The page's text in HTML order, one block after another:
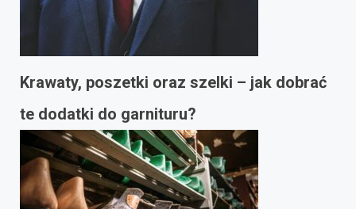
Krawaty, poszetki oraz szelki – jak dobrać
te dodatki do garnituru?